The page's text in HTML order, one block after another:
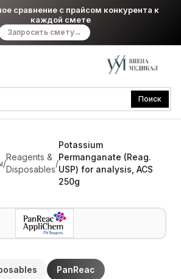
сравнение с прайсом конкурента к
каждой смете
Запросить смету→
Поиск
/
Reagents &
Disposables
/
Potassium
Permanganate (Reag.
USP) for analysis, ACS
250g
PanReac